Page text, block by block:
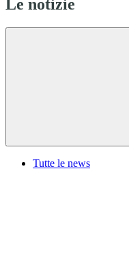
Le notizie
Tutte le news